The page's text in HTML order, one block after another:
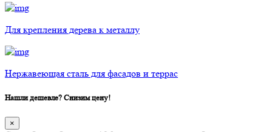
Для крепления дерева к металлу
Нержавеющая сталь для фасадов и террас
Нашли дешевле? Снизим цену!
×